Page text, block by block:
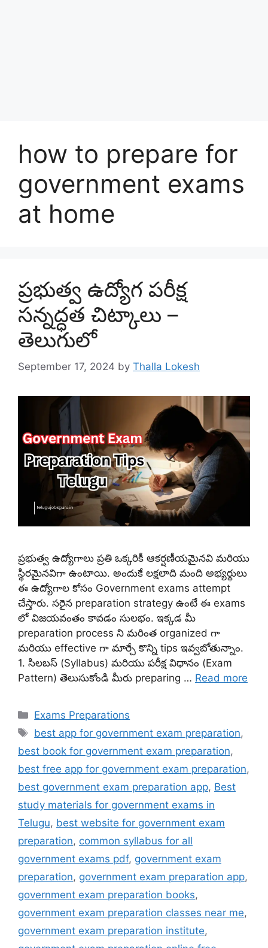
how to prepare for
government exams
at home
ప్రభుత్వ ఉద్యోగ పరీక్ష
సన్నద్ధత చిట్కాలు –
తెలుగులో
September 17, 2024 by Thalla Lokesh
ప్రభుత్వ ఉద్యోగాలు ప్రతి ఒక్కరికీ ఆకర్షణీయమైనవి మరియు
స్థిరమైనవిగా ఉంటాయి. అందుకే లక్షలాది మంది అభ్యర్థులు
ఈ ఉద్యోగాల కోసం Government exams attempt
చేస్తారు. సరైన preparation strategy ఉంటే ఈ exams
లో విజయవంతం కావడం సులభం. ఇక్కడ మీ
preparation process ని మరింత organized గా
మరియు effective గా మార్చే కొన్ని tips ఇవ్వబోతున్నాం.
1. సిలబస్ (Syllabus) మరియు పరీక్ష విధానం (Exam
Pattern) తెలుసుకోండి మీరు preparing … Read more
Categories
Exams Preparations
Tags
best app for government exam preparation,
best book for government exam preparation,
best free app for government exam preparation,
best government exam preparation app, Best
study materials for government exams in
Telugu, best website for government exam
preparation, common syllabus for all
government exams pdf, government exam
preparation, government exam preparation app,
government exam preparation books,
government exam preparation classes near me,
government exam preparation institute,